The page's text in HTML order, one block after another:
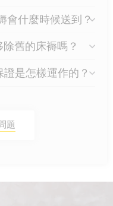
會什麼時候送到？
舊的床褥嗎？
證是怎樣運作的？
題